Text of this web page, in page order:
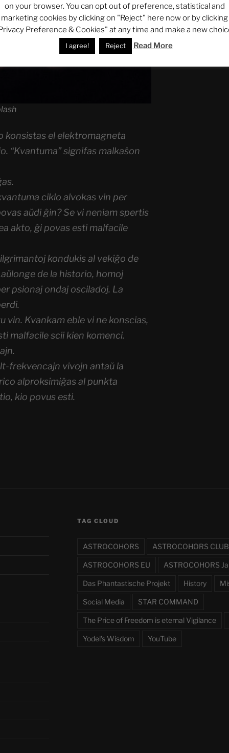
konsistas el elektromagneta
“Kvantuma” signifas malkaŝon
ciklo alvokas vin per
aŭdi ĝin? Se vi neniam spertis
akto, ĝi povas esti malfacile
kondukis al vekiĝo de
de la historio, homoj
psionaj ondaj osciladoj. La
vin. Kvankam eble vi ne konscias,
malfacile scii kien komenci.
frekvencajn vivojn antaŭ la
alproksimiĝas al punkta
kio povus esti.
TAG CLOUD
ASTROCOHORS ASTROCOHORS CLUB
ASTROCOHORS EU ASTROCOHORS
Das Phantastische Projekt History
Social Media STAR COMMAND
The Price of Freedom is eternal Vigilance
Yodel's Wisdom YouTube
on your browser. You can opt out of preference, statistical and
marketing cookies by clicking on "Reject" here now or by clicking
Preference & Cookies" at any time and make a new
I agree! Reject Read More